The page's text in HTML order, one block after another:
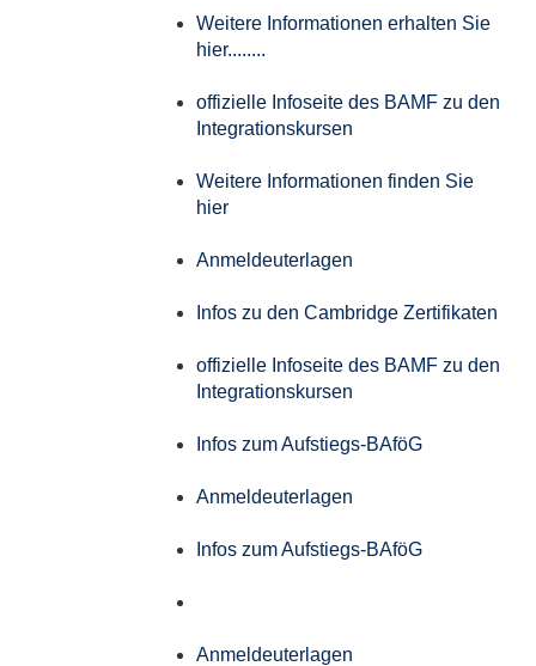
Weitere Informationen erhalten Sie
hier........
offizielle Infoseite des BAMF zu den
Integrationskursen
Weitere Informationen finden Sie
hier
Anmeldeuterlagen
Infos zu den Cambridge Zertifikaten
offizielle Infoseite des BAMF zu den
Integrationskursen
Infos zum Aufstiegs-BAföG
Anmeldeuterlagen
Infos zum Aufstiegs-BAföG
Anmeldeuterlagen